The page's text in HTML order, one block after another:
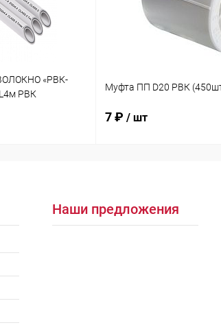
«РВК-
L4м РВК
Муфта ПП D20 РВК
7 ₽ / шт
Наши предложения